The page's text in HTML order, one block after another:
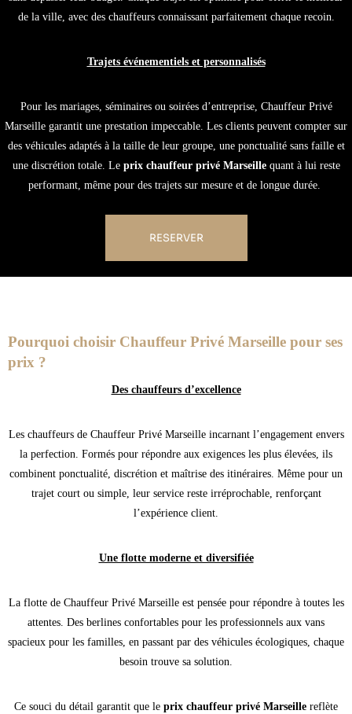
de la ville, avec des chauffeurs connaissant parfaitement chaque recoin.
Trajets événementiels et personnalisés
Pour les mariages, séminaires ou soirées d’entreprise, Chauffeur Privé
Marseille garantit une prestation impeccable. Les clients peuvent compter sur
des véhicules adaptés à la taille de leur groupe, une ponctualité sans faille et
une discrétion totale. Le prix chauffeur privé Marseillequant à lui reste
performant, même pour des trajets sur mesure et de longue durée.
RESERVER
Pourquoi choisir Chauffeur Privé Marseille pour ses
prix ?
Des chauffeurs d’excellence
Les chauffeurs de Chauffeur Privé Marseille incarnant l’engagement envers
la perfection. Formés pour répondre aux exigences les plus élevées, ils
combinent ponctualité, discrétion et maîtrise des itinéraires. Même pour un
trajet court ou simple, leur service reste irréprochable, renforçant
l’expérience client.
Une flotte moderne et diversifiée
La flotte de Chauffeur Privé Marseille est pensée pour répondre à toutes les
attentes. Des berlines confortables pour les professionnels aux vans
spacieux pour les familles, en passant par des véhicules écologiques, chaque
besoin trouve sa solution.
Ce souci du détail garantit que le prix chauffeur privé Marseille reflète